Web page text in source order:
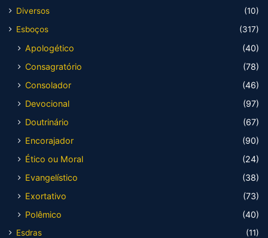
Diversos
(10)
Esboços
(317)
Apologético
(40)
Consagratório
(78)
Consolador
(46)
Devocional
(97)
Doutrinário
(67)
Encorajador
(90)
Ético ou Moral
(24)
Evangelístico
(38)
Exortativo
(73)
Polêmico
(40)
Esdras
(11)